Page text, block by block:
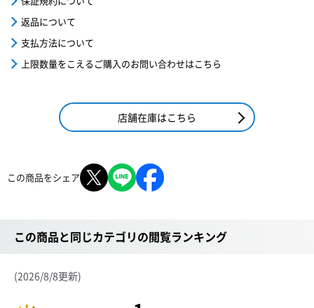
返品について
支払方法について
上限数量をこえるご購入のお問い合わせはこちら
店舗在庫はこちら
この商品をシェア
この商品と同じカテゴリの閲覧ランキング
(2026/8/8更新)